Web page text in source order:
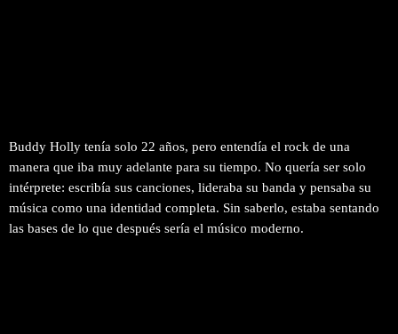
Buddy Holly tenía solo 22 años, pero entendía el rock de una
manera que iba muy adelante para su tiempo. No quería ser solo
intérprete: escribía sus canciones, lideraba su banda y pensaba su
música como una identidad completa. Sin saberlo, estaba sentando
las bases de lo que después sería el músico moderno.